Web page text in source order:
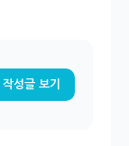
작성글 보기